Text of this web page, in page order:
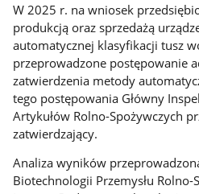
W 2025 r. na wniosek
produkcją oraz sprzedażą
automatycznej klasyfikacji tusz
przeprowadzone postępowanie
zatwierdzenia metody
tego postępowania Główny
Artykułów Rolno-Spożywczych
zatwierdzający.
Analiza wyników
Biotechnologii Przemysłu